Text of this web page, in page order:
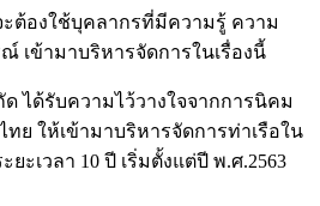
ะต้องใช้บุคลากรที่มีความรู้ ความ
เข้ามาบริหารจัดการในเรื่องนี้
ได้รับความไว้วางใจจากการนิคม
ย ให้เข้ามาบริหารจัดการท่าเรือใน
ยะเวลา 10 ปี เริ่มตั้งแต่ปี พ.ศ.2563